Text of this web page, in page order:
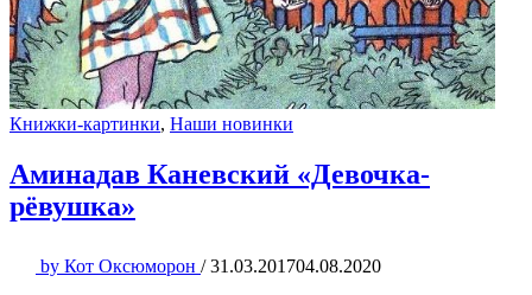
Книжки-картинки, Наши новинки
Аминадав Каневский «Девочка-
рёвушка»
by Кот Оксюморон / 31.03.201704.08.2020